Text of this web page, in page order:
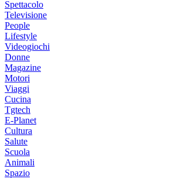
Spettacolo
Televisione
People
Lifestyle
Videogiochi
Donne
Magazine
Motori
Viaggi
Cucina
Tgtech
E-Planet
Cultura
Salute
Scuola
Animali
Spazio